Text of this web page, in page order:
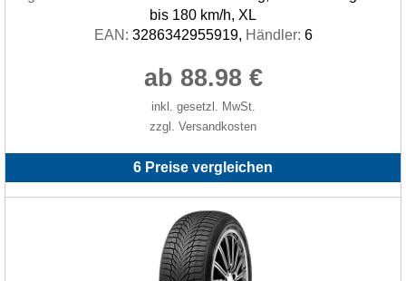
bis 180 km/h, XL
EAN: 3286342955919, Händler: 6
ab 88.98 €
inkl. gesetzl. MwSt.
zzgl. Versandkosten
6 Preise vergleichen